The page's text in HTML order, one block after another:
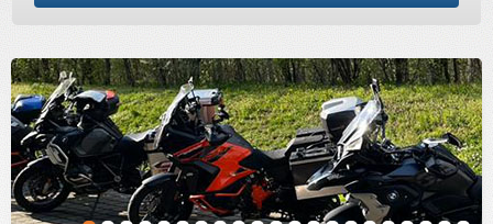
CLUBINFO
TERMINE
ACCESSORIES